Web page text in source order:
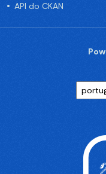
API do CKAN